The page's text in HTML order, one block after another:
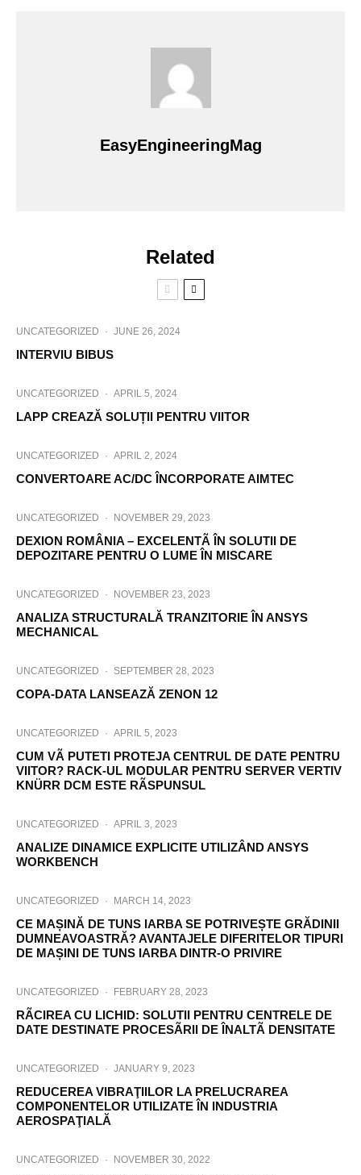
EasyEngineeringMag
Related
UNCATEGORIZED · JUNE 26, 2024
INTERVIU BIBUS
UNCATEGORIZED · APRIL 5, 2024
LAPP CREAZĂ SOLUȚII PENTRU VIITOR
UNCATEGORIZED · APRIL 2, 2024
CONVERTOARE AC/DC ÎNCORPORATE AIMTEC
UNCATEGORIZED · NOVEMBER 29, 2023
DEXION ROMÂNIA – EXCELENTÃ ÎN SOLUTII DE
DEPOZITARE PENTRU O LUME ÎN MISCARE
UNCATEGORIZED · NOVEMBER 23, 2023
ANALIZA STRUCTURALĂ TRANZITORIE ÎN ANSYS
MECHANICAL
UNCATEGORIZED · SEPTEMBER 28, 2023
COPA-DATA LANSEAZĂ ZENON 12
UNCATEGORIZED · APRIL 5, 2023
CUM VÃ PUTETI PROTEJA CENTRUL DE DATE PENTRU
VIITOR? RACK-UL MODULAR PENTRU SERVER VERTIV
KNÜRR DCM ESTE RÃSPUNSUL
UNCATEGORIZED · APRIL 3, 2023
ANALIZE DINAMICE EXPLICITE UTILIZÂND ANSYS
WORKBENCH
UNCATEGORIZED · MARCH 14, 2023
CE MAȘINĂ DE TUNS IARBA SE POTRIVEȘTE GRĂDINII
DUMNEAVOASTRĂ? AVANTAJELE DIFERITELOR TIPURI
DE MAȘINI DE TUNS IARBA DINTR-O PRIVIRE
UNCATEGORIZED · FEBRUARY 28, 2023
RÃCIREA CU LICHID: SOLUTII PENTRU CENTRELE DE
DATE DESTINATE PROCESÃRII DE ÎNALTÃ DENSITATE
UNCATEGORIZED · JANUARY 9, 2023
REDUCEREA VIBRAŢIILOR LA PRELUCRAREA
COMPONENTELOR UTILIZATE ÎN INDUSTRIA
AEROSPAŢIALĂ
UNCATEGORIZED · NOVEMBER 30, 2022